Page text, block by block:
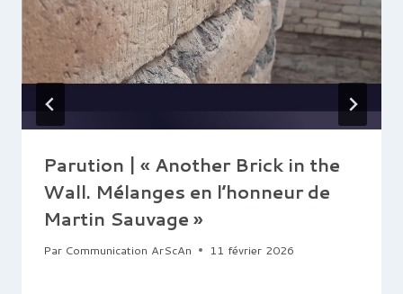
Parution | « Another Brick in the
Wall. Mélanges en l’honneur de
Martin Sauvage »
Par Communication ArScAn 11 février 2026